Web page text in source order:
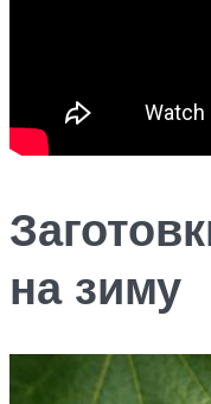
на зиму